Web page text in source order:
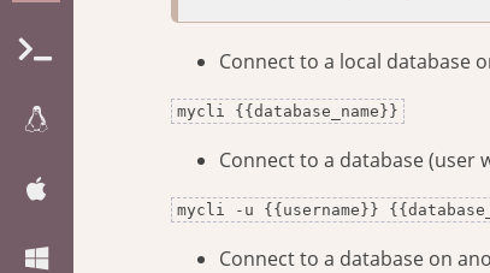
Connect to a local database
mycli {{database_name}}
Connect to a database (user
mycli -u {{username}}
Connect to a database on